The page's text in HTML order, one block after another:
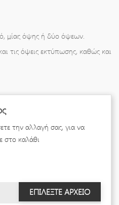
μίας όψης ή δύο όψεων.
τις όψεις εκτύπωσης, καθώς και
την αλλαγή σας, για να
στο καλάθι
ΕΠΙΛΈΞΤΕ ΑΡΧΕΊΟ